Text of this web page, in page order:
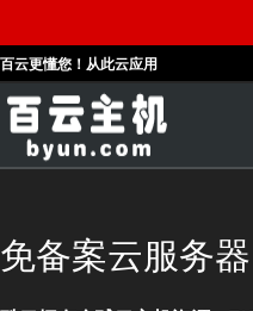
百云更懂您！从此云应用
免备案云服务